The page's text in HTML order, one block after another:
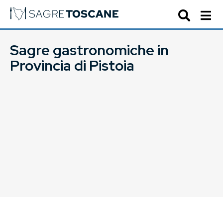
Sagre gastronomiche in
Provincia di Pistoia